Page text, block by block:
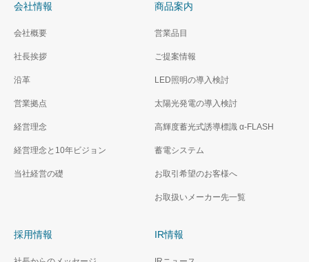
会社情報
会社概要
社長挨拶
沿革
営業拠点
経営理念
経営理念と10年ビジョン
当社経営の礎
商品案内
営業品目
ご提案情報
LED照明の導入検討
太陽光発電の導入検討
高輝度蓄光式誘導標識 α‐FLASH
蓄電システム
お取引希望のお客様へ
お取扱いメーカー先一覧
採用情報 IR情報